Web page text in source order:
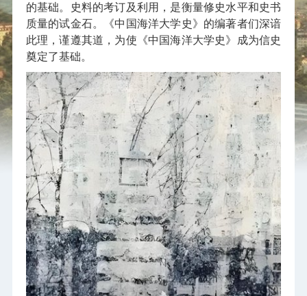
的基础。史料的考订及利用，是衡量修史水平和史书
质量的试金石。《中国海洋大学史》的编著者们深谙
此理，谨遵其道，为使《中国海洋大学史》成为信史
奠定了基础。